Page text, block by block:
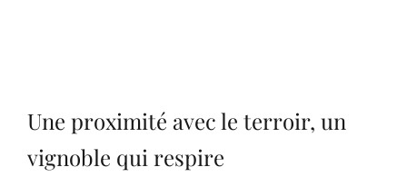
Une proximité avec le terroir, un
vignoble qui respire